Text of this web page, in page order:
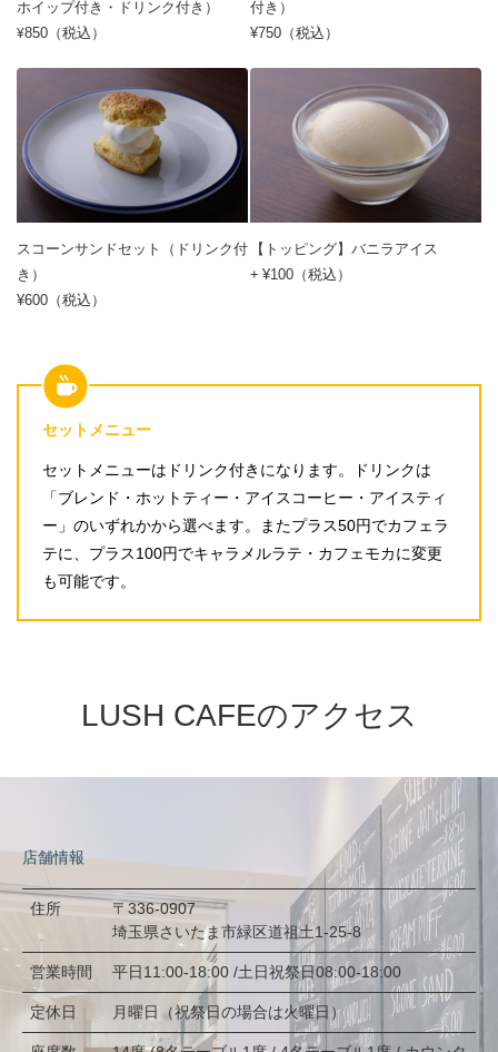
ホイップ付き・ドリンク付き）
¥850（税込）
付き）
¥750（税込）
スコーンサンドセット（ドリンク付
き）
¥600（税込）
【トッピング】バニラアイス
+ ¥100（税込）
セットメニュー
セットメニューはドリンク付きになります。ドリンクは
「ブレンド・ホットティー・アイスコーヒー・アイスティ
ー」のいずれかから選べます。またプラス50円でカフェラ
テに、プラス100円でキャラメルラテ・カフェモカに変更
も可能です。
LUSH CAFEのアクセス
店舗情報
住所
〒336-0907
埼玉県さいたま市緑区道祖土1-25-8
営業時間 平日11:00-18:00 /土日祝祭日08:00-18:00
定休日 月曜日（祝祭日の場合は火曜日）